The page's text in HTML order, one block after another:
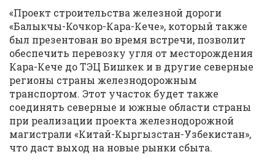
«Проект строительства железной дороги
«Балыкчы-Кочкор-Кара-Кече», который также
был презентован во время встречи, позволит
обеспечить перевозку угля от месторождения
Кара-Кече до ТЭЦ Бишкек и в другие северные
регионы страны железнодорожным
транспортом. Этот участок будет также
соединять северные и южные области страны
при реализации проекта железнодорожной
магистрали «Китай-Кыргызстан-Узбекистан»,
что даст выход на новые рынки сбыта.